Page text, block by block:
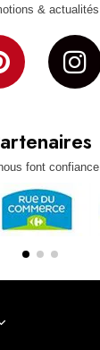
font confiance
& actualités